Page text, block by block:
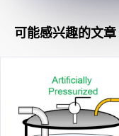
可能感兴趣的文章